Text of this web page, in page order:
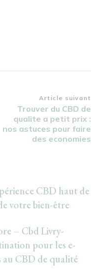
Article suivant
Trouver du CBD de
qualite a petit prix :
nos astuces pour faire
des economies
CBD haut de
votre bien-être
– Cbd Livry-
pour les e-
au CBD de qualité